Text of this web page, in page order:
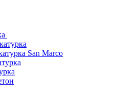
San Marco